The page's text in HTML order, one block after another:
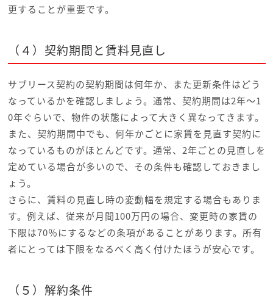
更することが重要です。
（４）契約期間と賃料見直し
サブリース契約の契約期間は何年か、また更新条件はどう
なっているかを確認しましょう。通常、契約期間は2年～1
0年ぐらいで、物件の状態によって大きく異なってきます。
また、契約期間中でも、何年かごとに家賃を見直す契約に
なっているものがほとんどです。通常、2年ごとの見直しを
定めている場合が多いので、その条件も確認しておきまし
ょう。
さらに、賃料の見直し時の変動幅を規定する場合もありま
す。例えば、従来が月間100万円の場合、変更時の家賃の
下限は70％にするなどの条項があることがあります。所有
者にとっては下限をなるべく高く付けたほうが安心です。
（５）解約条件